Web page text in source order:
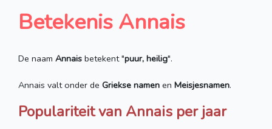
Betekenis Annais
De naam Annais betekent "puur, heilig".
Annais valt onder de Griekse namen en Meisjesnamen.
Populariteit van Annais per jaar